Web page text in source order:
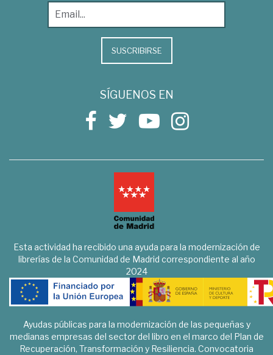
SUSCRIBIRSE
SÍGUENOS EN
Esta actividad ha recibido una ayuda para la modernización de
librerías de la Comunidad de Madrid correspondiente al año
2024
Ayudas públicas para la modernización de las pequeñas y
medianas empresas del sector del libro en el marco del Plan de
Recuperación, Transformación y Resiliencia. Convocatoria